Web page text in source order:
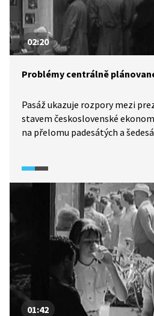
02:20
Problémy centrálně
Pasáž ukazuje rozpory mezi
stavem československé
na přelomu padesátých a
01:42